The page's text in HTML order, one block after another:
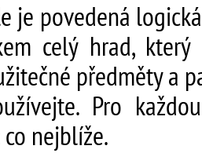
je povedená
celý hrad,
předměty a
Pro
nejblíže.